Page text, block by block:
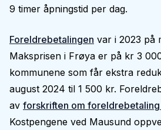
9 timer åpningstid per dag.
Foreldrebetalingen var i 2023 på
Maksprisen i Frøya er på kr 3
kommunene som får ekstra
august 2024 til 1 500 kr.
av forskriften om
Kostpengene ved Mausund